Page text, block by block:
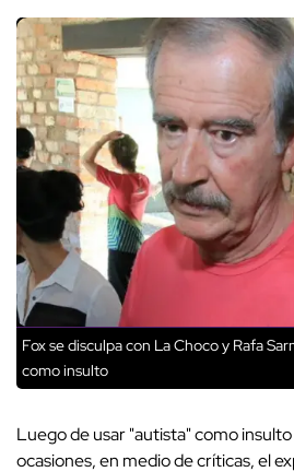
Fox se disculpa con La Choco y Rafa
como insulto
Luego de usar "autista" como
ocasiones, en medio de críticas, el